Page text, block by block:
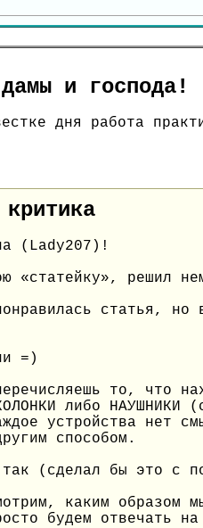
и господа!
дня работа
(Lady207)!
«статейку», решил
статья, но
=)
то, что
либо НАУШНИКИ
устройства нет
способом.
(сделал бы это с
каким образом
будем отвечать